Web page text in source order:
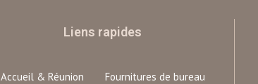
Liens rapides
Accueil & Réunion Fournitures de bureau